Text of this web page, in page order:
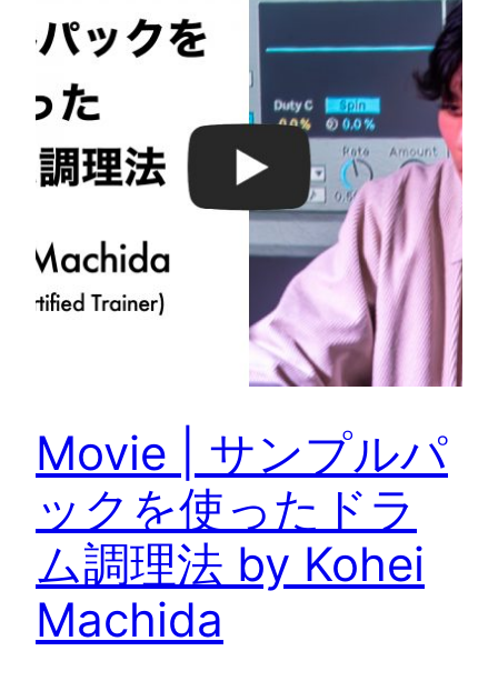
Movie | サンプルパ
ックを使ったドラ
ム調理法 by Kohei
Machida